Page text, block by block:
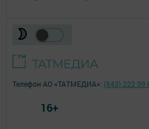
Телефон АО «ТАТМЕДИА»: (843) 222 09
16+